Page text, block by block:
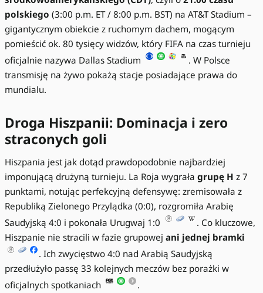
polskiego (3:00 p.m. ET / 8:00 p.m. BST) na AT&T Stadium –
gigantycznym obiekcie z ruchomym dachem, mogącym
pomieścić ok. 80 tysięcy widzów, który FIFA na czas turnieju
oficjalnie nazywa Dallas Stadium
. W Polsce
transmisję na żywo pokażą stacje posiadające prawa do
mundialu.
Droga Hiszpanii: Dominacja i zero
straconych goli
Hiszpania jest jak dotąd prawdopodobnie najbardziej
imponującą drużyną turnieju. La Roja wygrała grupę H z 7
punktami, notując perfekcyjną defensywę: zremisowała z
Republiką Zielonego Przylądka (0:0), rozgromiła Arabię
Saudyjską 4:0 i pokonała Urugwaj 1:0
. Co kluczowe,
Hiszpanie nie stracili w fazie grupowej ani jednej bramki
. Ich zwycięstwo 4:0 nad Arabią Saudyjską
przedłużyło passę 33 kolejnych meczów bez porażki w
oficjalnych spotkaniach
.